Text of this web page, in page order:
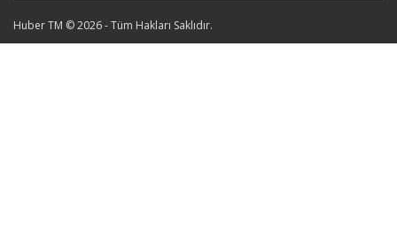
Huber TM © 2026 - Tüm Hakları Saklıdır.